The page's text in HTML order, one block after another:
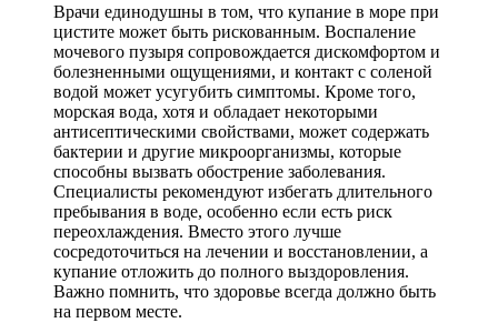
Врачи единодушны в том, что купание в море при
цистите может быть рискованным. Воспаление
мочевого пузыря сопровождается дискомфортом и
болезненными ощущениями, и контакт с соленой
водой может усугубить симптомы. Кроме того,
морская вода, хотя и обладает некоторыми
антисептическими свойствами, может содержать
бактерии и другие микроорганизмы, которые
способны вызвать обострение заболевания.
Специалисты рекомендуют избегать длительного
пребывания в воде, особенно если есть риск
переохлаждения. Вместо этого лучше
сосредоточиться на лечении и восстановлении, а
купание отложить до полного выздоровления.
Важно помнить, что здоровье всегда должно быть
на первом месте.